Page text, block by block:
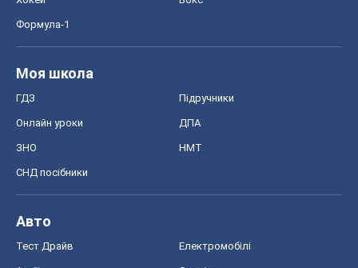
Формула-1
Моя школа
ГДЗ Підручники
Онлайн уроки ДПА
ЗНО НМТ
СНД посібники
Авто
Тест Драйв Електромобілі